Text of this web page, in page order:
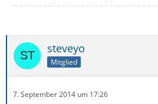
steveyo
Mitglied
7. September 2014 um 17:26